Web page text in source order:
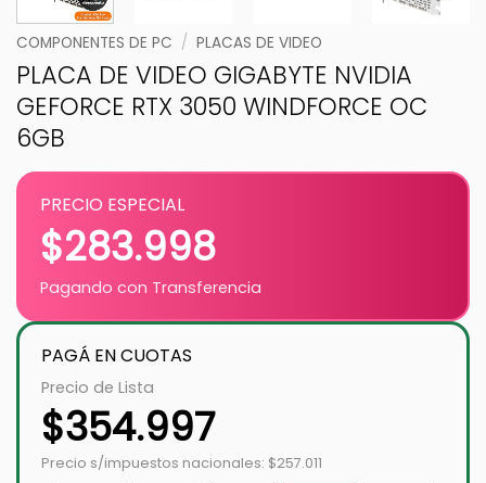
COMPONENTES DE PC / PLACAS DE VIDEO
PLACA DE VIDEO GIGABYTE NVIDIA
GEFORCE RTX 3050 WINDFORCE OC
6GB
PRECIO ESPECIAL
$283.998
Pagando con Transferencia
PAGÁ EN CUOTAS
Precio de Lista
$354.997
Precio s/impuestos nacionales: $257.011